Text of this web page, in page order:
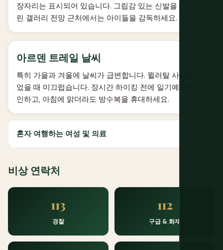
장자리는 표시되어 있습니다. 그립감 있는 신발을 신고, 열
린 갤러리 전망 근처에서는 아이들을 감독하세요.
아르덴 트레일 날씨
특히 가을과 겨울에 날씨가 급변합니다. 뮐러탈 사암은 젖
었을 때 미끄럽습니다. 장시간 하이킹 전에 일기예보를 확
인하고, 아침에 맑더라도 방수복을 휴대하세요.
혼자 여행하는 여성 및 의료
비상 연락처
113
경찰
112
구급 & 화재